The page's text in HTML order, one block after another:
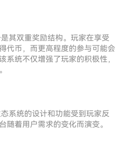
其双重奖励结构。玩家在享受
代币，而更高程度的参与可能会
系统不仅增强了玩家的积极性，
系统的设计和功能受到玩家反
随着用户需求的变化而演变。